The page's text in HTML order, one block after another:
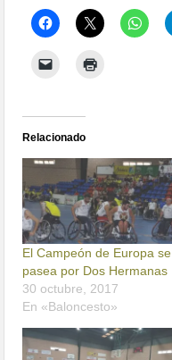
Relacionado
El Campeón de Europa se
pasea por Dos Hermanas
30 octubre, 2017
En «Baloncesto»